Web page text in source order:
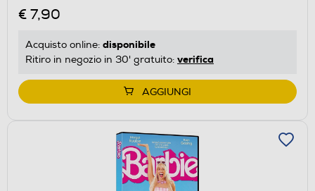
€ 7,90
Acquisto online: disponibile
Ritiro in negozio in 30' gratuito: verifica
AGGIUNGI